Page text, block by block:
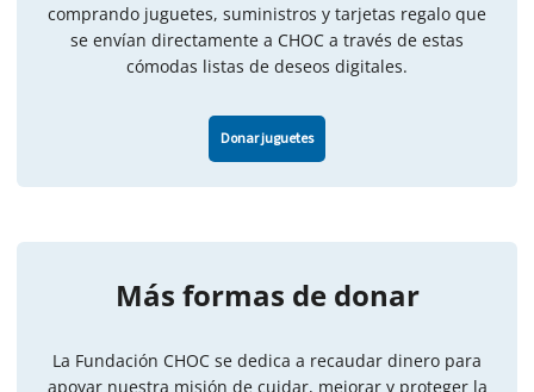
comprando juguetes, suministros y tarjetas regalo que
se envían directamente a CHOC a través de estas
cómodas listas de deseos digitales.
Donar juguetes
Más formas de donar
La Fundación CHOC se dedica a recaudar dinero para
apoyar nuestra misión de cuidar, mejorar y proteger la